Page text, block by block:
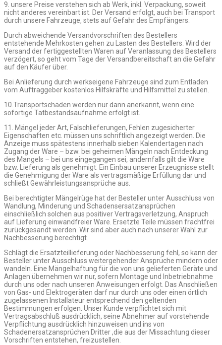
9. unsere Preise verstehen sich ab Werk, inkl. Verpackung, soweit
nicht anderes vereinbart ist. Der Versand erfolgt, auch bei Transport
durch unsere Fahrzeuge, stets auf Gefahr des Empfängers.
Durch abweichende Versandvorschriften des Bestellers
entstehende Mehrkosten gehen zu Lasten des Bestellers. Wird der
Versand der fertiggestellten Waren auf Veranlassung des Bestellers
verzögert, so geht vom Tage der Versandbereitschaft an die Gefahr
auf den Käufer über.
Bei Anlieferung durch werkseigene Fahrzeuge sind zum Entladen
vom Auftraggeber kostenlos Hilfskräfte und Hilfsmittel zu stellen.
10.Transportschäden werden nur dann anerkannt, wenn eine
sofortige Tatbestandsaufnahme erfolgt ist.
11. Mängel jeder Art, Falschlieferungen, Fehlen zugesicherter
Eigenschaften etc. müssen uns schriftlich angezeigt werden. Die
Anzeige muss spätestens innerhalb sieben Kalendertagen nach
Zugang der Ware – bzw. bei geheimen Mängeln nach Entdeckung
des Mangels – bei uns eingegangen sei, andernfalls gilt die Ware
bzw. Lieferung als genehmigt. Ein Einbau unserer Erzeugnisse stellt
die Genehmigung der Ware als vertragsmäßige Erfüllung dar und
schließt Gewährleistungsansprüche aus.
Bei berechtigter Mängelrüge hat der Besteller unter Ausschluss von
Wandlung, Minderung und Schadensersatzansprüchen
einschließlich solchen aus positiver Vertragsverletzung, Anspruch
auf Lieferung einwandfreier Ware. Ersetzte Teile müssen frachtfrei
zurückgesandt werden. Wir sind aber auch nach unserer Wahl zur
Nachbesserung berechtigt.
Schlägt die Ersatzteillieferung oder Nachbesserung fehl, so kann der
Besteller unter Ausschluss weitergehender Ansprüche mindern oder
wandeln. Eine Mängelhaftung für die von uns gelieferten Geräte und
Anlagen übernehmen wir nur, sofern Montage und Inbetriebnahme
durch uns oder nach unseren Anweisungen erfolgt. Das Anschließen
von Gas- und Elektrogeräten darf nur durch uns oder einen örtlich
zugelassenen Installateur entsprechend den geltenden
Bestimmungen erfolgen. Unser Kunde verpflichtet sich mit
Vertragsabschluß ausdrücklich, seine Abnehmer auf vorstehende
Verpflichtung ausdrücklich hinzuweisen und ins von
Schadenersatzansprüchen Dritter ,die aus der Missachtung dieser
Vorschriften entstehen, freizustellen.